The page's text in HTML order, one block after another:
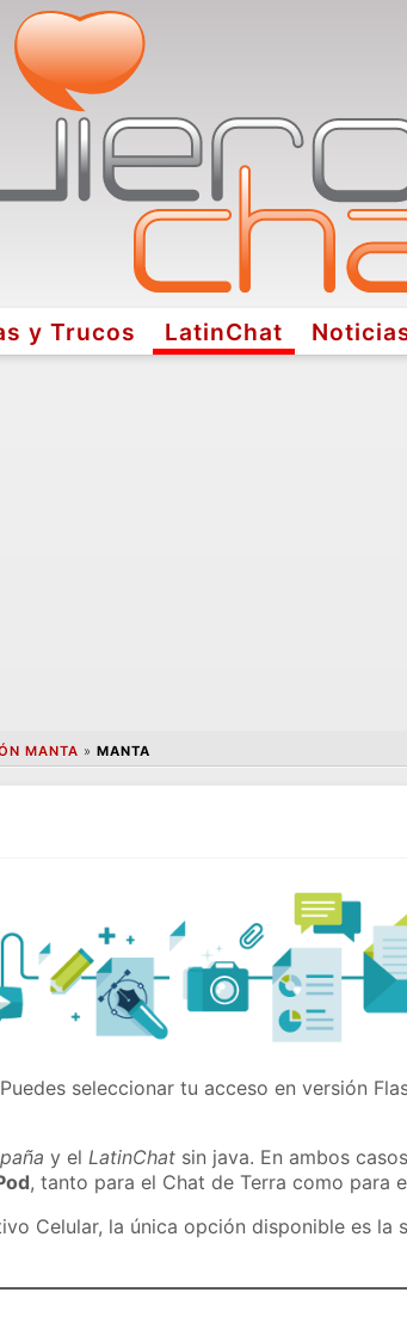
y Trucos LatinChat
MANTA » MANTA
seleccionar tu acceso en versión
y elLatinChat sin java. En ambos
, tanto para el Chat de Terra como para
Celular, la única opción disponible es la